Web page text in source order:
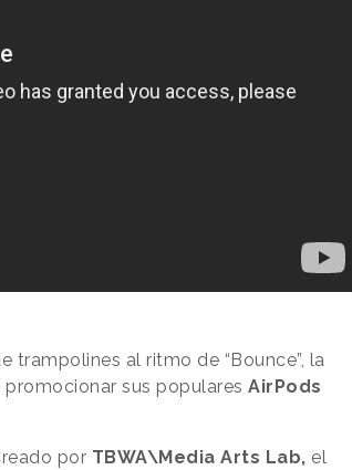
trampolines al ritmo de “Bounce”, la
promocionar sus populares AirPods
por TBWA\Media Arts Lab, el